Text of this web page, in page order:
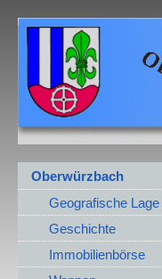
Oberwürzbach
Geografische Lage
Geschichte
Immobilienbörse